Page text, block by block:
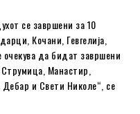
се завршени за 10
Кочани, Гевгелија,
очекува да бидат завршени
Манастир,
и Свети Николе“, се